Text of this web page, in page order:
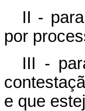
II -
por
III -
e que